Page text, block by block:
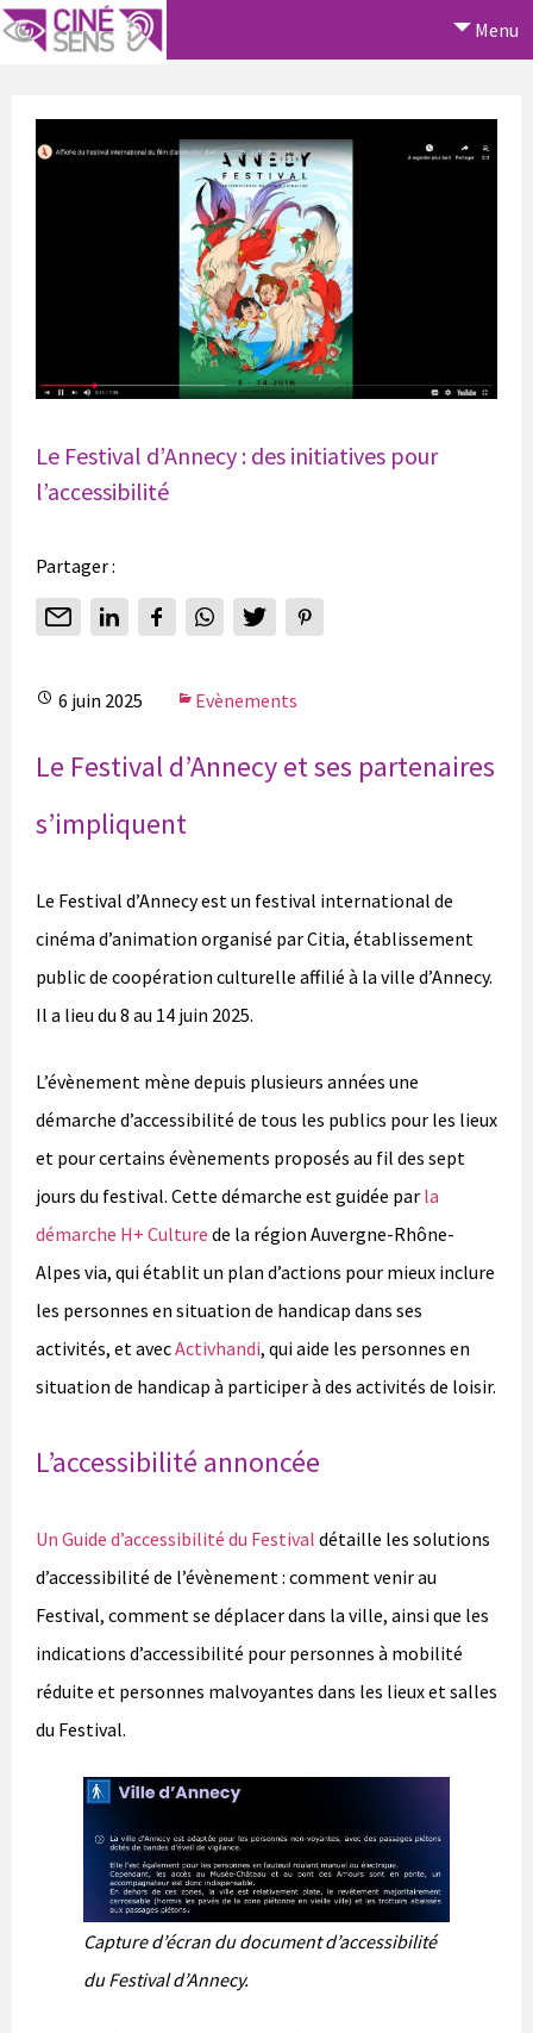
Menu
Le Festival d’Annecy : des initiatives pour
l’accessibilité
Partager :
6 juin 2025 Evènements
Le Festival d’Annecy et ses partenaires
s’impliquent
Le Festival d’Annecy est un festival international de
cinéma d’animation organisé par Citia, établissement
public de coopération culturelle affilié à la ville d’Annecy.
Il a lieu du 8 au 14 juin 2025.
L’évènement mène depuis plusieurs années une
démarche d’accessibilité de tous les publics pour les lieux
et pour certains évènements proposés au fil des sept
jours du festival. Cette démarche est guidée par la
démarche H+ Culture de la région Auvergne-Rhône-
Alpes via, qui établit un plan d’actions pour mieux inclure
les personnes en situation de handicap dans ses
activités, et avecActivhandi, qui aide les personnes en
situation de handicap à participer à des activités de loisir.
L’accessibilité annoncée
Un Guide d’accessibilité du Festival détaille les solutions
d’accessibilité de l’évènement : comment venir au
Festival, comment se déplacer dans la ville, ainsi que les
indications d’accessibilité pour personnes à mobilité
réduite et personnes malvoyantes dans les lieux et salles
du Festival.
Capture d’écran du document d’accessibilité
du Festival d’Annecy.